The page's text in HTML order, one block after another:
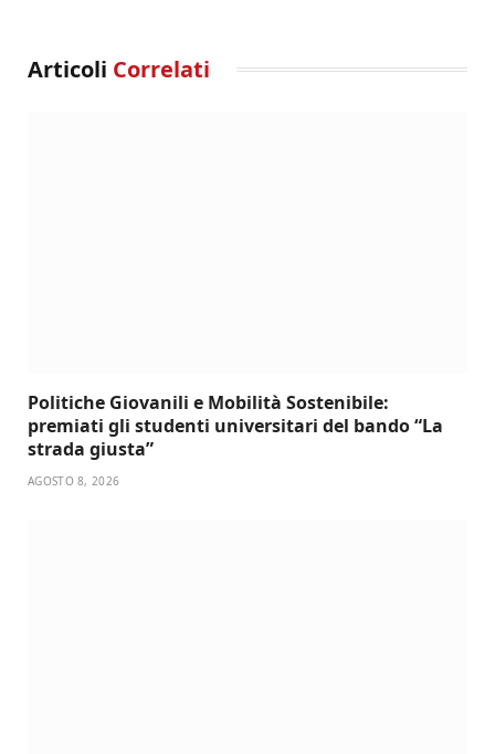
Articoli Correlati
Politiche Giovanili e Mobilità Sostenibile:
premiati gli studenti universitari del bando “La
strada giusta”
AGOSTO 8, 2026